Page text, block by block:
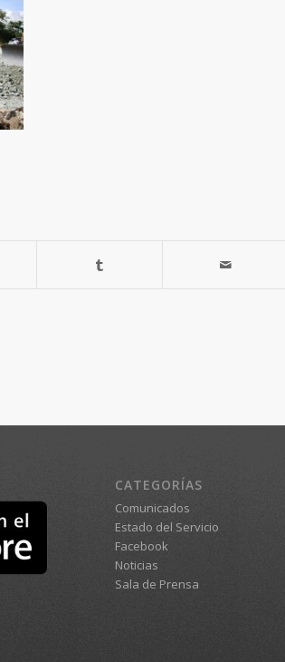
CATEGORÍAS
Comunicados
Estado del Servicio
Facebook
Noticias
Sala de Prensa